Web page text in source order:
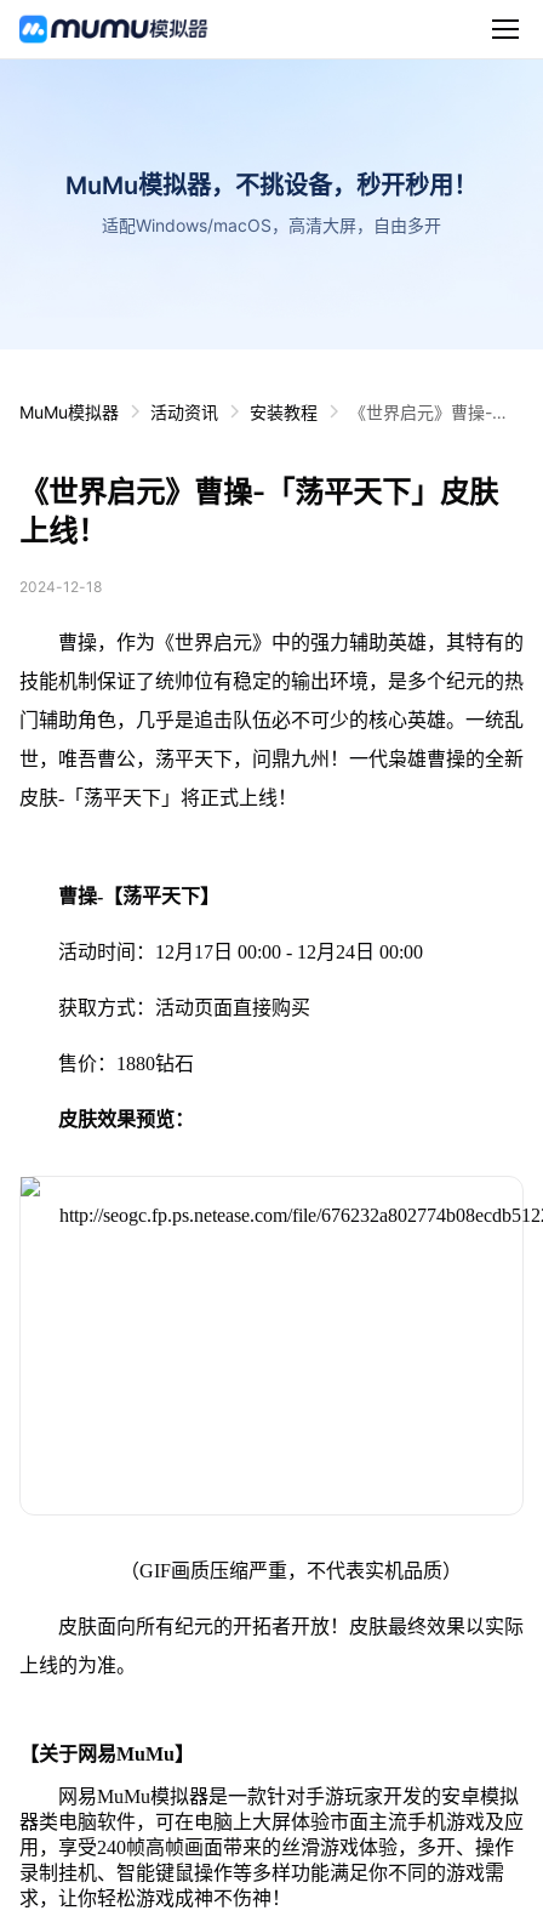
MuMu模拟器，不挑设备，秒开秒用！
适配Windows/macOS，高清大屏，自由多开
MuMu模拟器 活动资讯 安装教程
《世界启元》曹操-
《世界启元》曹操-「荡平天下」皮肤
上线！
2024-12-18
曹操，作为《世界启元》中的强力辅助英雄，其特有的
技能机制保证了统帅位有稳定的输出环境，是多个纪元的热
门辅助角色，几乎是追击队伍必不可少的核心英雄。一统乱
世，唯吾曹公，荡平天下，问鼎九州！一代枭雄曹操的全新
皮肤-「荡平天下」将正式上线！
曹操-【荡平天下】
活动时间：12月17日 00:00 - 12月24日 00:00
获取方式：活动页面直接购买
售价：1880钻石
皮肤效果预览：
（GIF画质压缩严重，不代表实机品质）
皮肤面向所有纪元的开拓者开放！皮肤最终效果以实际
上线的为准。
【关于网易MuMu】
网易MuMu模拟器是一款针对手游玩家开发的安卓模拟
器类电脑软件，可在电脑上大屏体验市面主流手机游戏及应
用，享受240帧高帧画面带来的丝滑游戏体验，多开、操作
录制挂机、智能键鼠操作等多样功能满足你不同的游戏需
求，让你轻松游戏成神不伤神！